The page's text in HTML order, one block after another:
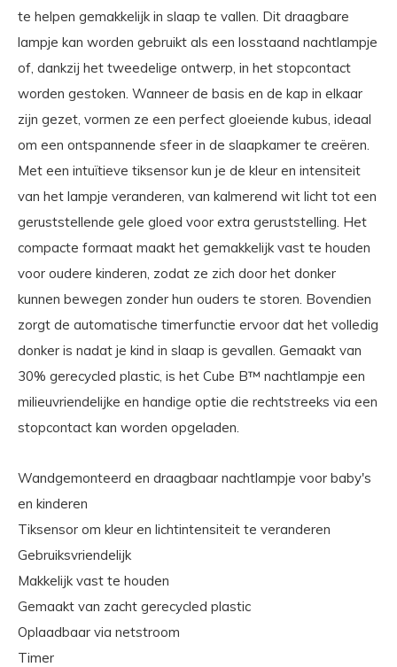
te helpen gemakkelijk in slaap te vallen. Dit draagbare
lampje kan worden gebruikt als een losstaand nachtlampje
of, dankzij het tweedelige ontwerp, in het stopcontact
worden gestoken. Wanneer de basis en de kap in elkaar
zijn gezet, vormen ze een perfect gloeiende kubus, ideaal
om een ​​ontspannende sfeer in de slaapkamer te creëren.
Met een intuïtieve tiksensor kun je de kleur en intensiteit
van het lampje veranderen, van kalmerend wit licht tot een
geruststellende gele gloed voor extra geruststelling. Het
compacte formaat maakt het gemakkelijk vast te houden
voor oudere kinderen, zodat ze zich door het donker
kunnen bewegen zonder hun ouders te storen. Bovendien
zorgt de automatische timerfunctie ervoor dat het volledig
donker is nadat je kind in slaap is gevallen. Gemaakt van
30% gerecycled plastic, is het Cube B™ nachtlampje een
milieuvriendelijke en handige optie die rechtstreeks via een
stopcontact kan worden opgeladen.
Wandgemonteerd en draagbaar nachtlampje voor baby's
en kinderen
Tiksensor om kleur en lichtintensiteit te veranderen
Gebruiksvriendelijk
Makkelijk vast te houden
Gemaakt van zacht gerecycled plastic
Oplaadbaar via netstroom
Timer